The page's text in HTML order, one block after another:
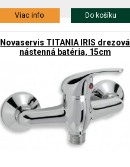
Viac info Do košíku
Novaservis TITANIA IRIS drezová
nástenná batéria, 15cm